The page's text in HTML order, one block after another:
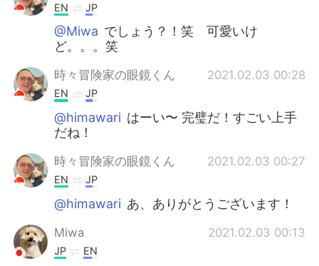
EN JP
@Miwa でしょう？！笑 可愛いけ
ど。。。笑
時々冒険家の眼鏡くん 2021.02.03 00:28
EN JP
@himawari はーい〜 完璧だ！すごい上手
だね！
時々冒険家の眼鏡くん 2021.02.03 00:27
EN JP
@himawari あ、ありがとうございます！
Miwa 2021.02.03 00:13
JP EN